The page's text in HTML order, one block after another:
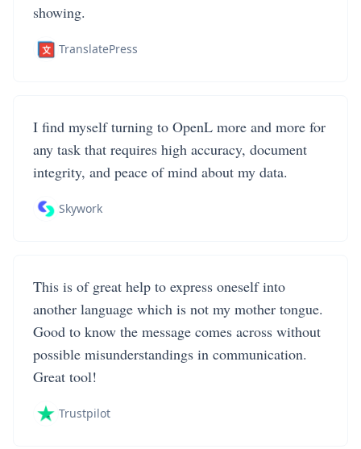
showing.
TranslatePress
I find myself turning to OpenL more and more for
any task that requires high accuracy, document
integrity, and peace of mind about my data.
Skywork
This is of great help to express oneself into
another language which is not my mother tongue.
Good to know the message comes across without
possible misunderstandings in communication.
Great tool!
Trustpilot